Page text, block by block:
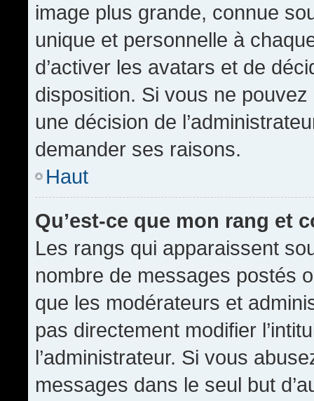
image plus grande, connue
unique et personnelle à
d’activer les avatars et de
disposition. Si vous ne pouvez
une décision de
demander ses raisons.
Haut
Qu’est-ce que mon rang et
Les rangs qui apparaissent
nombre de messages postés
que les modérateurs et
pas directement modifier
l’administrateur. Si vous
messages dans le seul but